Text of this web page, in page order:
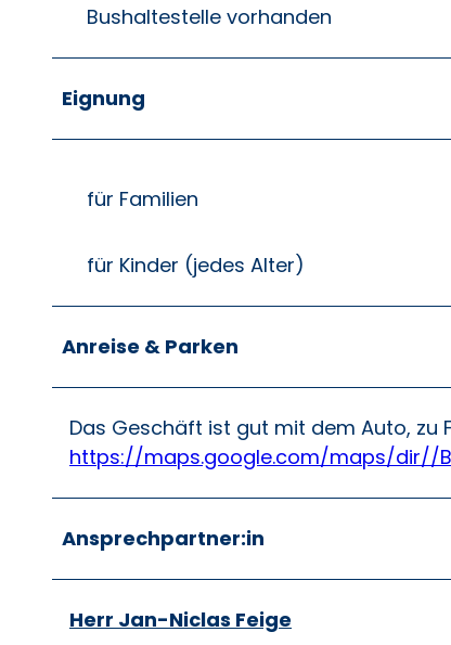
Bushaltestelle vorhanden
Eignung
für Familien
für Kinder (jedes Alter)
Anreise & Parken
Das Geschäft ist gut mit dem Auto, zu
https://maps.google.com/maps/dir//
Ansprechpartner:in
Herr Jan-Niclas Feige